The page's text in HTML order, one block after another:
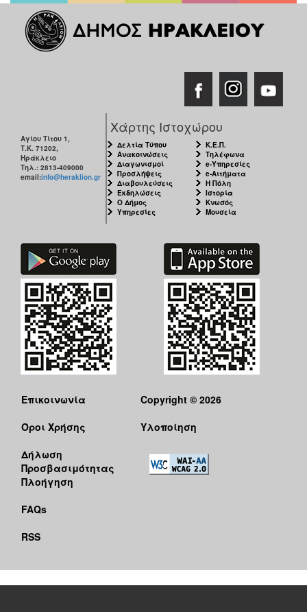
Αγίου Τίτου 1,
Τ.Κ. 71202,
Ηράκλειο
Τηλ.: 2813-409000
email:info@heraklion.gr
Χάρτης Ιστοχώρου
Δελτία Τύπου
Ανακοινώσεις
Διαγωνισμοί
Προσλήψεις
Διαβουλεύσεις
Εκδηλώσεις
Ο Δήμος
Υπηρεσίες
Κ.Ε.Π.
Τηλέφωνα
e-Υπηρεσίες
e-Αιτήματα
Η Πόλη
Ιστορία
Κνωσός
Μουσεία
Επικοινωνία
Όροι Χρήσης
Δήλωση
Προσβασιμότητας
Πλοήγηση
FAQs
RSS
Copyright © 2026
Υλοποίηση